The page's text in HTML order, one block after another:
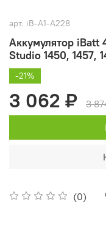
арт. iB-A1-A228
Аккумулятор iBatt
Studio 1450, 1457,
(0)
-21%
3 062 ₽
3